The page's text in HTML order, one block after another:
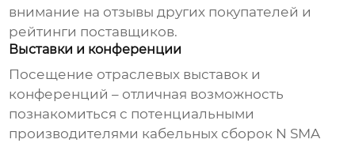
внимание на отзывы других покупателей и
рейтинги поставщиков.
Выставки и конференции
Посещение отраслевых выставок и
конференций – отличная возможность
познакомиться с потенциальными
производителями кабельных сборок N SMA